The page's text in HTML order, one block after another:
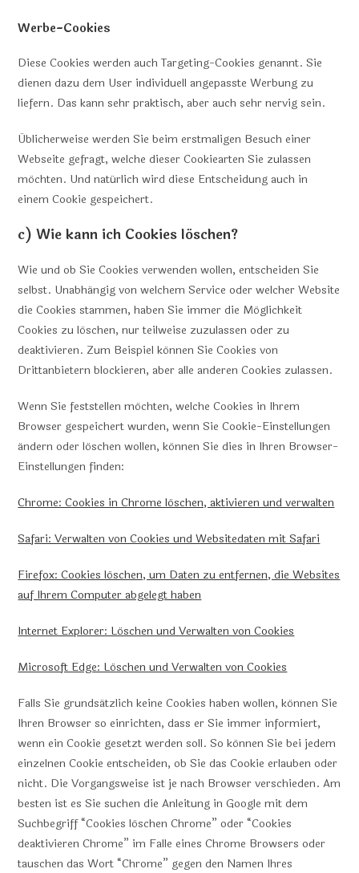
Werbe-Cookies
Diese Cookies werden auch Targeting-Cookies genannt. Sie
dienen dazu dem User individuell angepasste Werbung zu
liefern. Das kann sehr praktisch, aber auch sehr nervig sein.
Üblicherweise werden Sie beim erstmaligen Besuch einer
Webseite gefragt, welche dieser Cookiearten Sie zulassen
möchten. Und natürlich wird diese Entscheidung auch in
einem Cookie gespeichert.
c) Wie kann ich Cookies löschen?
Wie und ob Sie Cookies verwenden wollen, entscheiden Sie
selbst. Unabhängig von welchem Service oder welcher Website
die Cookies stammen, haben Sie immer die Möglichkeit
Cookies zu löschen, nur teilweise zuzulassen oder zu
deaktivieren. Zum Beispiel können Sie Cookies von
Drittanbietern blockieren, aber alle anderen Cookies zulassen.
Wenn Sie feststellen möchten, welche Cookies in Ihrem
Browser gespeichert wurden, wenn Sie Cookie-Einstellungen
ändern oder löschen wollen, können Sie dies in Ihren Browser-
Einstellungen finden:
Chrome: Cookies in Chrome löschen, aktivieren und verwalten
Safari: Verwalten von Cookies und Websitedaten mit Safari
Firefox: Cookies löschen, um Daten zu entfernen, die Websites
auf Ihrem Computer abgelegt haben
Internet Explorer: Löschen und Verwalten von Cookies
Microsoft Edge: Löschen und Verwalten von Cookies
Falls Sie grundsätzlich keine Cookies haben wollen, können Sie
Ihren Browser so einrichten, dass er Sie immer informiert,
wenn ein Cookie gesetzt werden soll. So können Sie bei jedem
einzelnen Cookie entscheiden, ob Sie das Cookie erlauben oder
nicht. Die Vorgangsweise ist je nach Browser verschieden. Am
besten ist es Sie suchen die Anleitung in Google mit dem
Suchbegriff “Cookies löschen Chrome” oder “Cookies
deaktivieren Chrome” im Falle eines Chrome Browsers oder
tauschen das Wort “Chrome” gegen den Namen Ihres